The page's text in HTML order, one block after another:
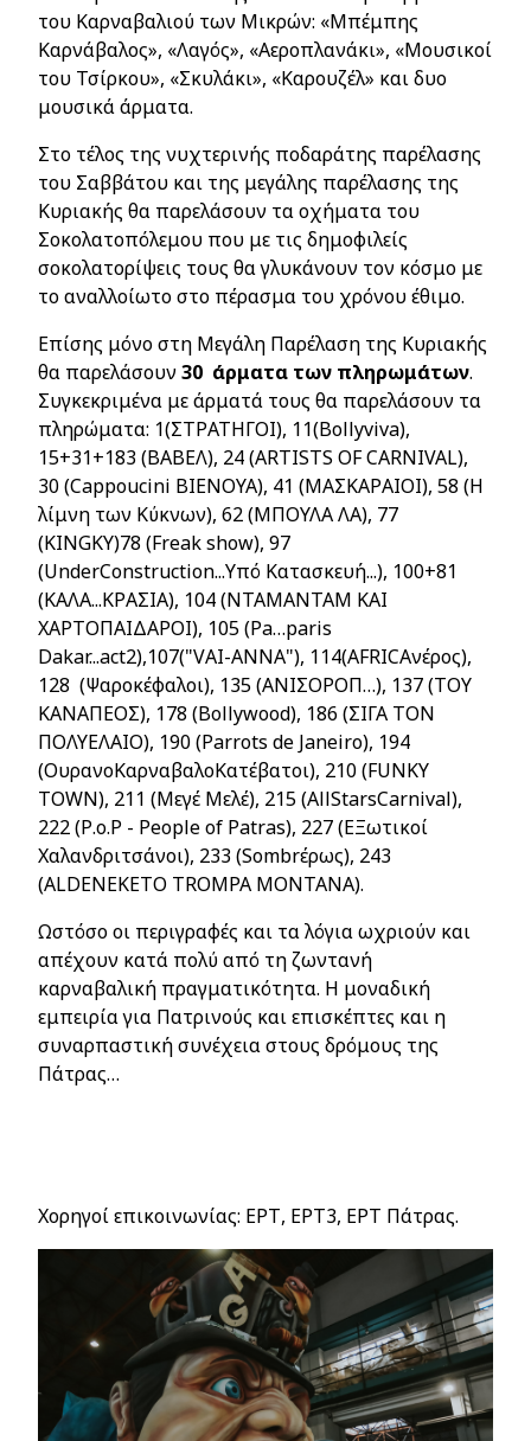
του Καρναβαλιού των Μικρών: «Μπέμπης
Καρνάβαλος», «Λαγός», «Αεροπλανάκι», «Μουσικοί
του Τσίρκου», «Σκυλάκι», «Καρουζέλ» και δυο
μουσικά άρματα.
Στο τέλος της νυχτερινής ποδαράτης παρέλασης
του Σαββάτου και της μεγάλης παρέλασης της
Κυριακής θα παρελάσουν τα οχήματα του
Σοκολατοπόλεμου που με τις δημοφιλείς
σοκολατορίψεις τους θα γλυκάνουν τον κόσμο με
το αναλλοίωτο στο πέρασμα του χρόνου έθιμο.
Επίσης μόνο στη Μεγάλη Παρέλαση της Κυριακής
θα παρελάσουν30 άρματα των πληρωμάτων.
Συγκεκριμένα με άρματά τους θα παρελάσουν τα
πληρώματα: 1(ΣΤΡΑΤΗΓΟΙ), 11(Bollyviva),
15+31+183 (ΒΑΒΕΛ), 24 (ARTISTS OFCARNIVAL),
30 (Cappoucini BΙΕΝΟΥΑ), 41 (ΜΑΣΚΑΡΑΙΟΙ), 58 (Η
λίμνη των Κύκνων), 62 (ΜΠΟΥΛΑ ΛΑ), 77
(KINGKY)78 (Freakshow), 97
(UnderConstruction...Υπό Κατασκευή...), 100+81
(ΚΑΛΑ...ΚΡΑΣΙΑ), 104 (ΝΤΑΜΑΝΤΑΜ ΚΑΙ
ΧΑΡΤΟΠΑΙΔΑΡΟΙ), 105 (Pa…paris
Dakar...act2),107("VΑI-ΑΝΝΑ"), 114(AFRICAνέρος),
128 (Ψαροκέφαλοι), 135 (ΑΝΙΣΟΡΟΠ…), 137 (ΤΟΥ
ΚΑΝΑΠΕΟΣ), 178 (Bollywood), 186 (ΣΙΓΑ ΤΟΝ
ΠΟΛΥΕΛΑΙΟ), 190 (Parrots de Janeiro), 194
(ΟυρανοΚαρναβαλοΚατέβατοι), 210 (FUNKY
TOWN), 211 (Μεγέ Μελέ), 215 (AllStarsCarnival),
222 (P.o.P - Peopleof Patras), 227 (ΕΞωτικοί
Χαλανδριτσάνοι), 233 (Sombrέρως), 243
(ALDENEKETO TROMPA MONTANA).
Ωστόσο οι περιγραφές και τα λόγια ωχριούν και
απέχουν κατά πολύ από τη ζωντανή
καρναβαλική πραγματικότητα. Η μοναδική
εμπειρία για Πατρινούς και επισκέπτες και η
συναρπαστική συνέχεια στους δρόμους της
Πάτρας…
Χορηγοί επικοινωνίας: ΕΡΤ, ΕΡΤ3, ΕΡΤ Πάτρας.